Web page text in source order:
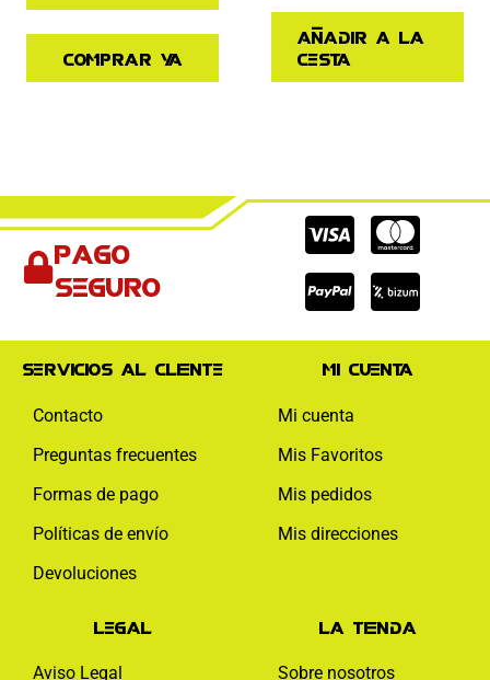
Comprar ya
Añadir a la
cesta
Pago
seguro
Cc-
visa
Cc-
Cc-
paypal
Servicios al cliente
Contacto
Preguntas frecuentes
Formas de pago
Políticas de envío
Devoluciones
Mi cuenta
Mi cuenta
Mis Favoritos
Mis pedidos
Mis direcciones
Legal
Aviso Legal
La tienda
Sobre nosotros